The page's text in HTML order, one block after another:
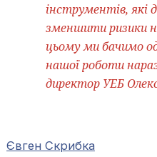
інструментів,
зменшити ризики
цьому ми бачимо
нашої роботи
директор УЕБ
Євген Скрибка